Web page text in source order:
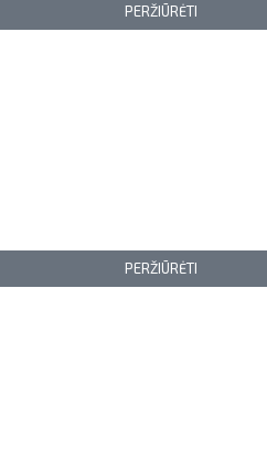
PERŽIŪRĖTI
PERŽIŪRĖTI